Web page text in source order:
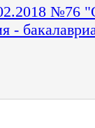
№76
-